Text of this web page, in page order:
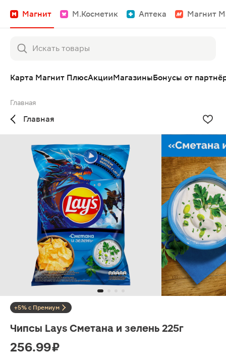
Магнит М.Косметик Аптека Магнит
Карта Магнит ПлюсАкцииМагазиныБонусы от
Главная
Главная
+5% с Премиум
Чипсы Lays Сметана и зелень 225г
256.99 ₽